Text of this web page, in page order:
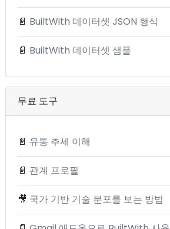
📄 BuiltWith 데이터셋 JSON 형식
📄 BuiltWith 데이터셋 샘플
무료 도구
📄 유통 추세 이해
📄 관계 프로필
🎥 국가 기반 기술 분포를 보는 방법